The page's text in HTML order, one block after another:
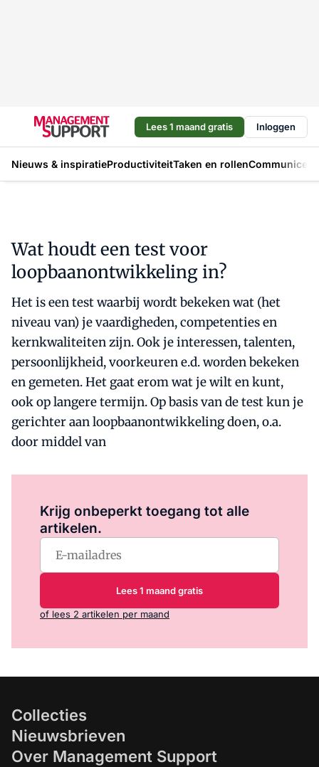
Lees 1 maand gratis Inloggen
Nieuws & inspiratieProductiviteitTaken en rollen
Wat houdt een test voor
loopbaanontwikkeling in?
Het is een test waarbij wordt bekeken wat (het
niveau van) je vaardigheden, competenties en
kernkwaliteiten zijn. Ook je interessen, talenten,
persoonlijkheid, voorkeuren e.d. worden bekeken
en gemeten. Het gaat erom wat je wilt en kunt,
ook op langere termijn. Op basis van de test kun je
gerichter aan loopbaanontwikkeling doen, o.a.
door middel van
Krijg onbeperkt toegang tot alle
artikelen.
Lees 1 maand gratis
of lees 2 artikelen per maand
Collecties
Nieuwsbrieven
Over Management Support